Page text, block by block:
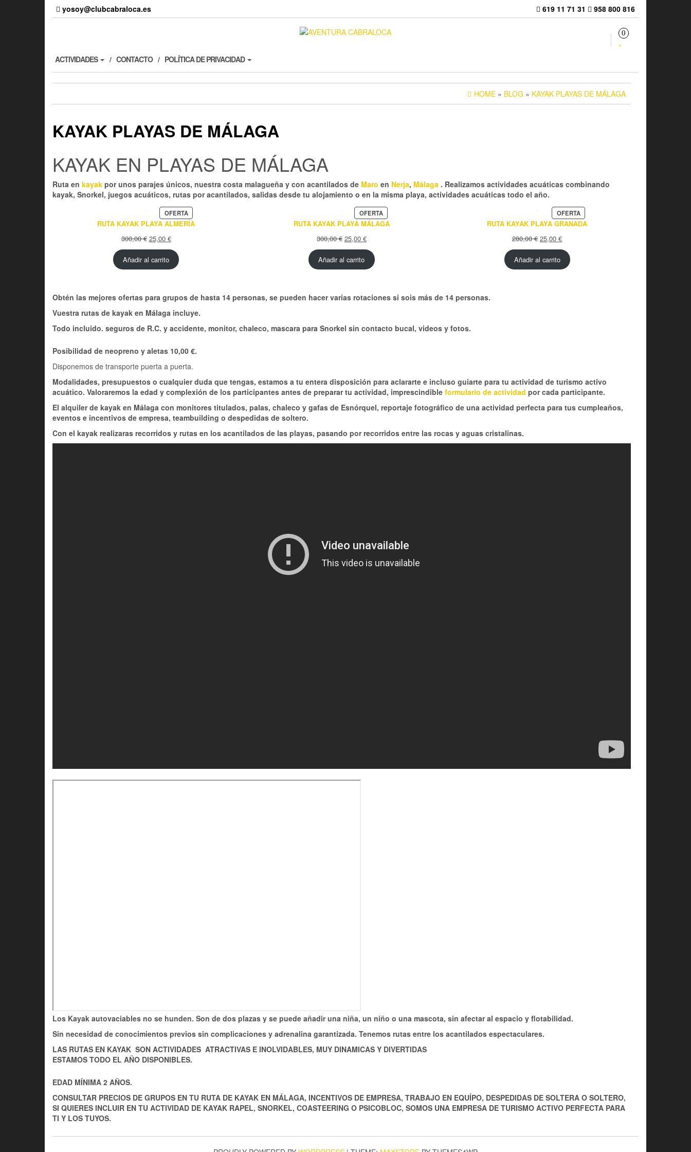
yosoy@clubcabraloca.es 619 11 71 31 958 800 816
0
ACTIVIDADES CONTACTO POLÍTICA DE PRIVACIDAD
HOME » BLOG » KAYAK PLAYAS DE MÁLAGA
KAYAK PLAYAS DE MÁLAGA
KAYAK EN PLAYAS DE MÁLAGA
Ruta en kayak por unos parajes únicos, nuestra costa malagueña y con acantilados de Maro en Nerja, Málaga . Realizamos actividades acuáticas combinando
kayak, Snorkel, juegos acuáticos, rutas por acantilados, salidas desde tu alojamiento o en la misma playa, actividades acuáticas todo el año.
OFERTAPRODUCTO
EN
OFERTA
RUTA KAYAK PLAYA ALMERÍA
300,00€ El
precio
original
era:
25,00 €El
precio
actual
es:
Añadir al carrito
OFERTAPRODUCTO
EN
OFERTA
RUTA KAYAK PLAYA MÁLAGA
300,00€ El
precio
original
era:
25,00 €El
precio
actual
es:
Añadir al carrito
OFERTAPRODUCTO
EN
OFERTA
RUTA KAYAK PLAYA GRANADA
280,00€El
precio
original
era:
25,00€El
precio
actual
es:
Añadir al carrito
Obtén las mejores ofertas para grupos de hasta 14 personas, se pueden hacer varias rotaciones si sois más de 14 personas.
Vuestra rutas de kayak en Málaga incluye.
Todo incluido. seguros de R.C. y accidente, monitor, chaleco, mascara para Snorkel sin contacto bucal, videos y fotos.
Posibilidad de neopreno y aletas 10,00 €.
Disponemos de transporte puerta a puerta.
Modalidades, presupuestos o cualquier duda que tengas, estamos a tu entera disposición para aclararte e incluso guiarte para tu actividad de turismo activo
acuático. Valoraremos la edad y complexión de los participantes antes de preparar tu actividad, imprescindible formulario de actividad por cada participante.
El alquiler de kayak en Málaga con monitores titulados, palas, chaleco y gafas de Esnórquel, reportaje fotográfico de una actividad perfecta para tus cumpleaños,
eventos e incentivos de empresa, teambuilding o despedidas de soltero.
Con el kayak realizaras recorridos y rutas en los acantilados de las playas, pasando por recorridos entre las rocas y aguas cristalinas.
Los Kayak autovaciables no se hunden. Son de dos plazas y se puede añadir una niña, un niño o una mascota, sin afectar al espacio y flotabilidad.
Sin necesidad de conocimientos previos sin complicaciones y adrenalina garantizada. Tenemos rutas entre los acantilados espectaculares.
LAS RUTAS EN KAYAK SON ACTIVIDADES ATRACTIVAS E INOLVIDABLES, MUY DINAMICAS Y DIVERTIDAS
ESTAMOS TODO EL AÑO DISPONIBLES.
EDAD MÍNIMA 2 AÑOS.
CONSULTAR PRECIOS DE GRUPOS EN TU RUTA DE KAYAK EN MÁLAGA, INCENTIVOS DE EMPRESA, TRABAJO EN EQUÍPO, DESPEDIDAS DE SOLTERA O SOLTERO,
SI QUIERES INCLUIR EN TU ACTIVIDAD DE KAYAK RAPEL, SNORKEL, COASTEERING O PSICOBLOC, SOMOS UNA EMPRESA DE TURISMO ACTIVO PERFECTA PARA
TI Y LOS TUYOS.